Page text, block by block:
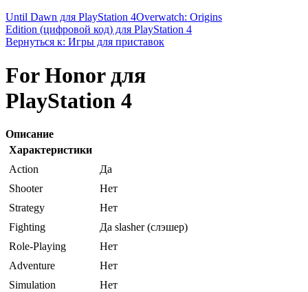
Until Dawn для PlayStation 4Overwatch: Origins
Edition (цифровой код) для PlayStation 4
Вернуться к: Игры для приставок
For Honor для
PlayStation 4
Описание
Характеристики
Action
Да
Shooter
Нет
Strategy
Нет
Fighting
Да slasher (слэшер)
Role-Playing
Нет
Adventure
Нет
Simulation
Нет